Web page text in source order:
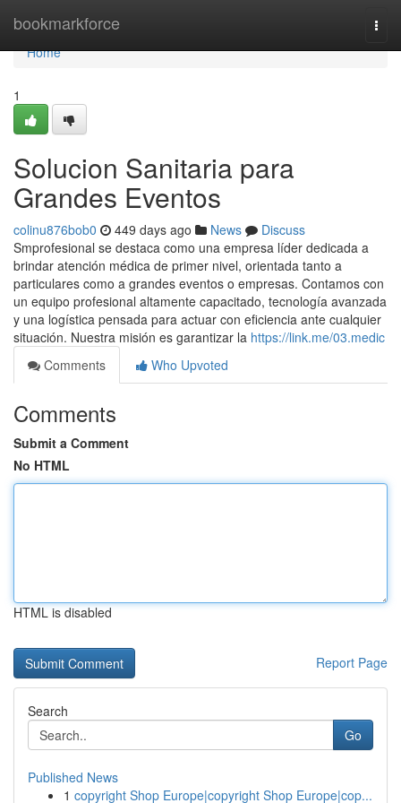
bookmarkforce
Home
Home
1
Solucion Sanitaria para
Grandes Eventos
colinu876bob0 449 days ago News
Discuss
Smprofesional se destaca como una empresa líder dedicada a
brindar atención médica de primer nivel, orientada tanto a
particulares como a grandes eventos o empresas. Contamos con
un equipo profesional altamente capacitado, tecnología avanzada
y una logística pensada para actuar con eficiencia ante cualquier
situación. Nuestra misión es garantizar la https://link.me/03.medic
Comments
Who Upvoted
Comments
Submit a Comment
No HTML
HTML is disabled
Report Page
Search
Go
Published News
1 copyright Shop Europe|copyright Shop Europe|cop...